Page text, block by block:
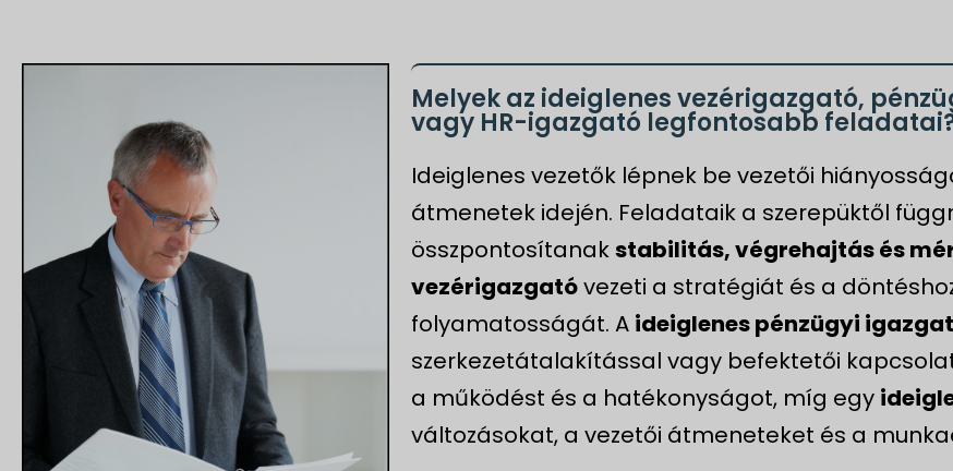
Melyek az ideiglenes vezérigazgató,
vagy HR-igazgató legfontosabb
Ideiglenes vezetők lépnek be vezetői
átmenetek idején. Feladataik a szerepüktől
összpontosítanakstabilitás, végrehajtás és
vezérigazgatóvezeti a stratégiát és a
folyamatosságát. A ideiglenes pénzügyi
szerkezetátalakítással vagy befektetői
a működést és a hatékonyságot, míg egy
változásokat, a vezetői átmeneteket és a